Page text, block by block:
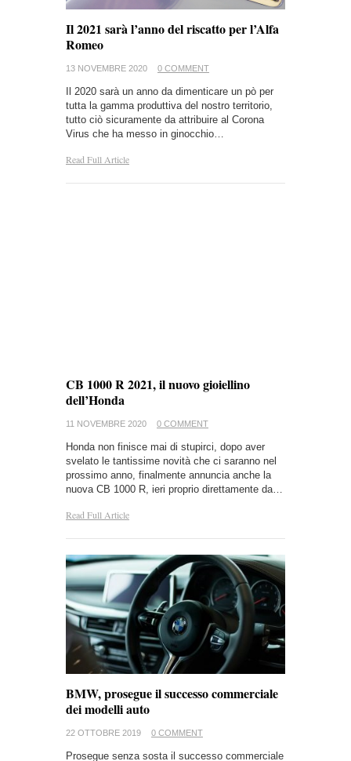
Il 2021 sarà l’anno del riscatto per l’Alfa
Romeo
13 NOVEMBRE 2020 0 COMMENT
Il 2020 sarà un anno da dimenticare un pò per
tutta la gamma produttiva del nostro territorio,
tutto ciò sicuramente da attribuire al Corona
Virus che ha messo in ginocchio…
Read Full Article
CB 1000 R 2021, il nuovo gioiellino
dell’Honda
11 NOVEMBRE 2020 0 COMMENT
Honda non finisce mai di stupirci, dopo aver
svelato le tantissime novità che ci saranno nel
prossimo anno, finalmente annuncia anche la
nuova CB 1000 R, ieri proprio direttamente da…
Read Full Article
BMW, prosegue il successo commerciale
dei modelli auto
22 OTTOBRE 2019 0 COMMENT
Prosegue senza sosta il successo commerciale